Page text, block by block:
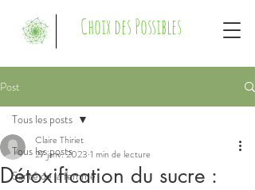
Choix des Possibles
Post
Tous les posts
Santé de la femme
Tous les posts
Détoxification du sucre :
Claire Thiriet
27 janv. 2023 1 min de lecture